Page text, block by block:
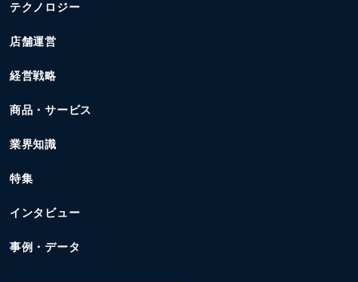
テクノロジー
店舗運営
経営戦略
商品・サービス
業界知識
特集
インタビュー
事例・データ